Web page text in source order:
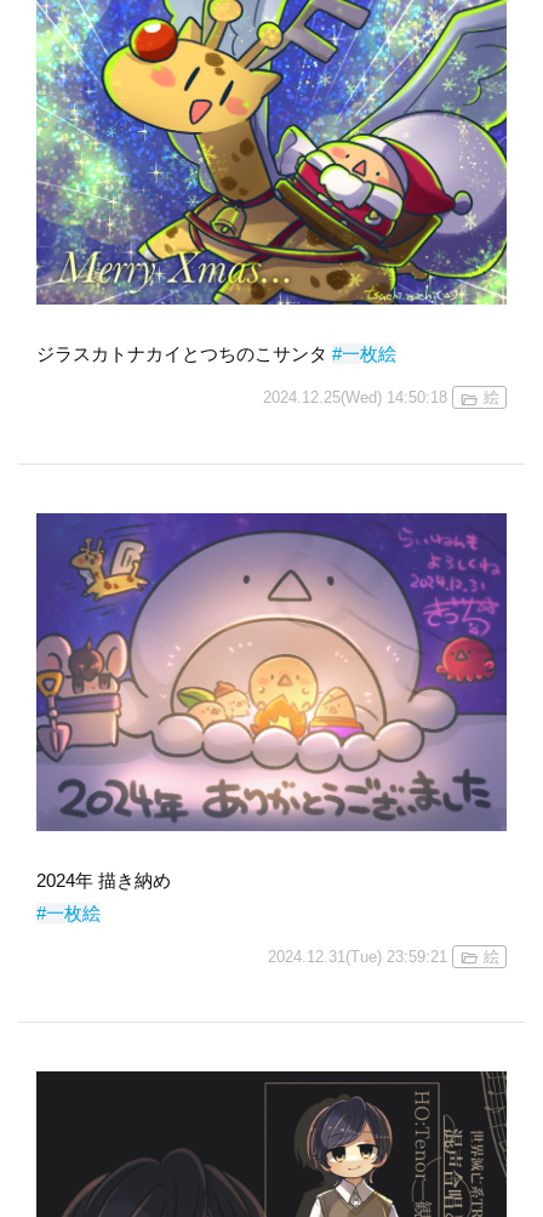
ジラスカトナカイとつちのこサンタ #一枚絵
2024.12.25(Wed) 14:50:18 絵
2024年 描き納め
#一枚絵
2024.12.31(Tue) 23:59:21 絵